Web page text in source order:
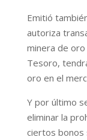
Emitió
autoriza
minera de
Tesoro,
oro en el
Y por último
eliminar la
ciertos bonos